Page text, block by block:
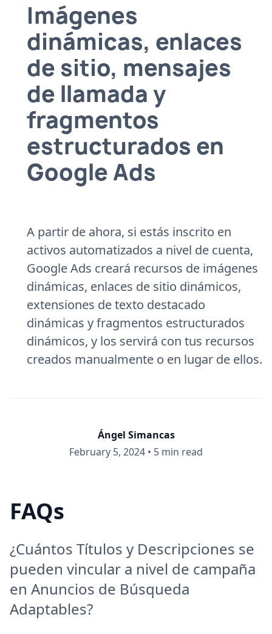
Imágenes
dinámicas, enlaces
de sitio, mensajes
de llamada y
fragmentos
estructurados en
Google Ads
A partir de ahora, si estás inscrito en
activos automatizados a nivel de cuenta,
Google Ads creará recursos de imágenes
dinámicas, enlaces de sitio dinámicos,
extensiones de texto destacado
dinámicas y fragmentos estructurados
dinámicos, y los servirá con tus recursos
creados manualmente o en lugar de ellos.
Ángel Simancas
February 5, 2024 • 5 min read
FAQs
¿Cuántos Títulos y Descripciones se
pueden vincular a nivel de campaña
en Anuncios de Búsqueda
Adaptables?